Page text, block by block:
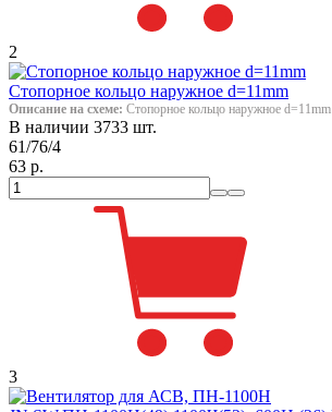
2
Стопорное кольцо наружное d=11mm
Описание на схеме: Стопорное кольцо наружное d=11mm
В наличии 3733 шт.
61/76/4
63 р.
3